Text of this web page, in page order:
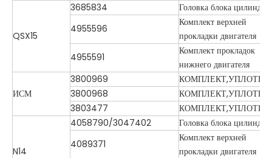
QSX15
3685834
Головка блока
4955596
Комплект верхней
прокладки двигателя
4955591
Комплект прокладок
нижнего двигателя
ИСМ
3800969
3800968
3803477
N14
4058790/3047402
Головка блока
4089371
Комплект верхней
прокладки двигателя